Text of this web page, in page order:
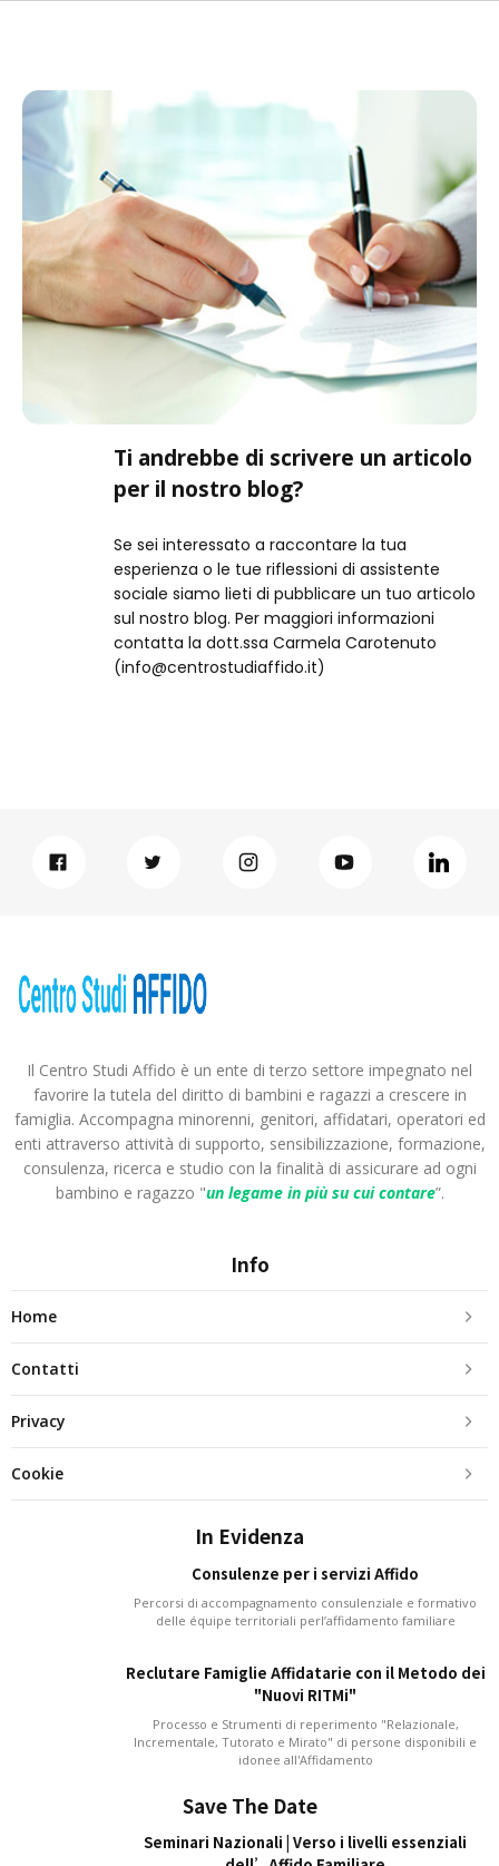
Ti andrebbe di scrivere un articolo
per il nostro blog?
Se sei interessato a raccontare la tua
esperienza o le tue riflessioni di assistente
sociale siamo lieti di pubblicare un tuo articolo
sul nostro blog. Per maggiori informazioni
contatta la dott.ssa Carmela Carotenuto
(info@centrostudiaffido.it)
Il Centro Studi Affido è un ente di terzo settore impegnato nel
favorire la tutela del diritto di bambini e ragazzi a crescere in
famiglia. Accompagna minorenni, genitori, affidatari, operatori ed
enti attraverso attività di supporto, sensibilizzazione, formazione,
consulenza, ricerca e studio con la finalità di assicurare ad ogni
bambino e ragazzo "un legame in più su cui contare”.
Info
Home
Contatti
Privacy
Cookie
In Evidenza
Consulenze per i servizi Affido
Percorsi di accompagnamento consulenziale e formativo
delle équipe territoriali perl’affidamento familiare
Reclutare Famiglie Affidatarie con il Metodo dei
"Nuovi RITMi"
Processo e Strumenti di reperimento "Relazionale,
Incrementale, Tutorato e Mirato" di persone disponibili e
idonee all'Affidamento
Save The Date
Seminari Nazionali | Verso i livelli essenziali